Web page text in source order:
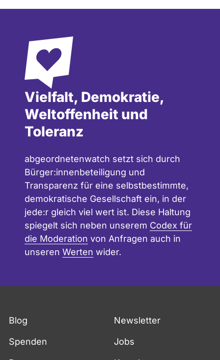
Vielfalt, Demokratie,
Weltoffenheit und
Toleranz
abgeordnetenwatch setzt sich durch
Bürger:innenbeteiligung und
Transparenz für eine selbstbestimmte,
demokratische Gesellschaft ein, in der
jede:r gleich viel wert ist. Diese Haltung
spiegelt sich neben unserem Codex für
die Moderation von Anfragen auch in
unseren Werten wider.
Blog Newsletter
Spenden Jobs